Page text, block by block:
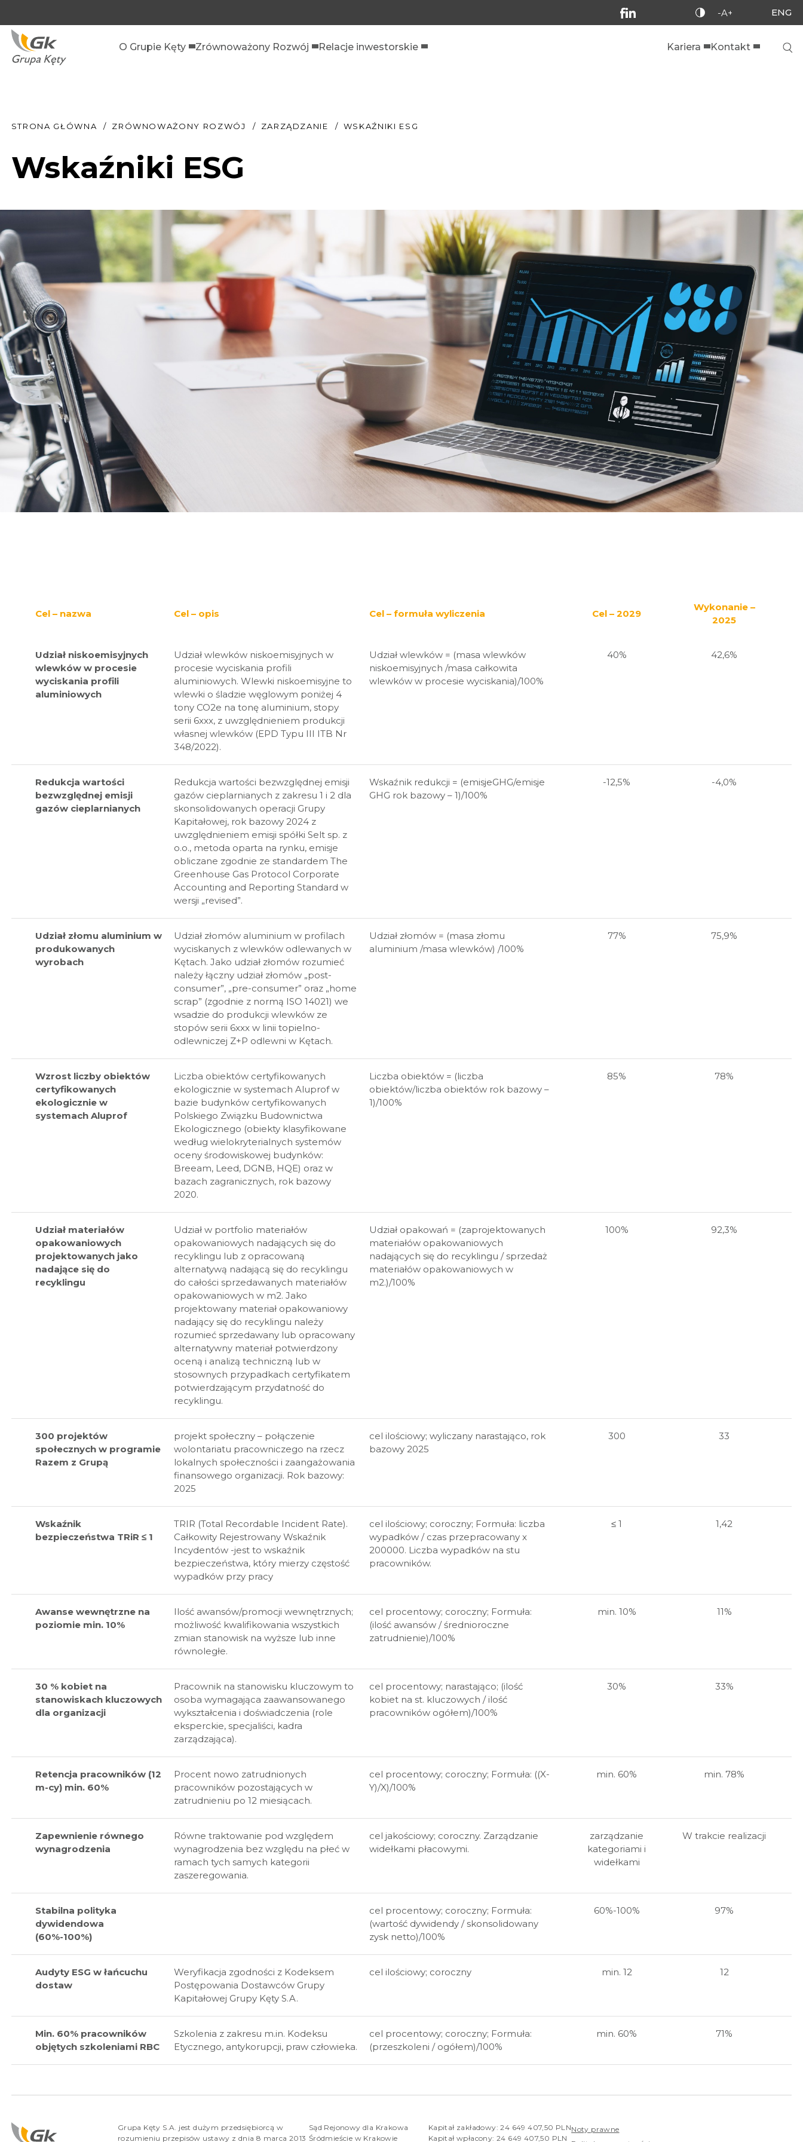
-A+ ENG
O Grupie Kęty Zrównoważony Rozwój Relacje inwestorskie Kariera Kontakt
STRONA GŁÓWNA ZRÓWNOWAŻONY ROZWÓJ ZARZĄDZANIE WSKAŹNIKI ESG
Wskaźniki ESG
Cel – nazwa Cel – opis Cel – formuła wyliczenia Cel – 2029
Wykonanie –
2025
Udział niskoemisyjnych
wlewków w procesie
wyciskania profili
aluminiowych
Udział wlewków niskoemisyjnych w
procesie wyciskania profili
aluminiowych. Wlewki niskoemisyjne to
wlewki o śladzie węglowym poniżej 4
tony CO2e na tonę aluminium, stopy
serii 6xxx, z uwzględnieniem produkcji
własnej wlewków (EPD Typu III ITB Nr
348/2022).
Udział wlewków = (masa wlewków
niskoemisyjnych /masa całkowita
wlewków w procesie wyciskania)/100%
40% 42,6%
Redukcja wartości
bezwzględnej emisji
gazów cieplarnianych
Redukcja wartości bezwzględnej emisji
gazów cieplarnianych z zakresu 1 i 2 dla
skonsolidowanych operacji Grupy
Kapitałowej, rok bazowy 2024 z
uwzględnieniem emisji spółki Selt sp. z
o.o., metoda oparta na rynku, emisje
obliczane zgodnie ze standardem The
Greenhouse Gas Protocol Corporate
Accounting and Reporting Standard w
wersji „revised”.
Wskaźnik redukcji = (emisjeGHG/emisje
GHG rok bazowy – 1)/100%
-12,5% -4,0%
Udział złomu aluminium w
produkowanych
wyrobach
Udział złomów aluminium w profilach
wyciskanych z wlewków odlewanych w
Kętach. Jako udział złomów rozumieć
należy łączny udział złomów „post-
consumer”, „pre-consumer” oraz „home
scrap” (zgodnie z normą ISO 14021) we
wsadzie do produkcji wlewków ze
stopów serii 6xxx w linii topielno-
odlewniczej Z+P odlewni w Kętach.
Udział złomów = (masa złomu
aluminium /masa wlewków) /100%
77% 75,9%
Wzrost liczby obiektów
certyfikowanych
ekologicznie w
systemach Aluprof
Liczba obiektów certyfikowanych
ekologicznie w systemach Aluprof w
bazie budynków certyfikowanych
Polskiego Związku Budownictwa
Ekologicznego (obiekty klasyfikowane
według wielokryterialnych systemów
oceny środowiskowej budynków:
Breeam, Leed, DGNB, HQE) oraz w
bazach zagranicznych, rok bazowy
2020.
Liczba obiektów = (liczba
obiektów/liczba obiektów rok bazowy –
1)/100%
85% 78%
Udział materiałów
opakowaniowych
projektowanych jako
nadające się do
recyklingu
Udział w portfolio materiałów
opakowaniowych nadających się do
recyklingu lub z opracowaną
alternatywą nadającą się do recyklingu
do całości sprzedawanych materiałów
opakowaniowych w m2. Jako
projektowany materiał opakowaniowy
nadający się do recyklingu należy
rozumieć sprzedawany lub opracowany
alternatywny materiał potwierdzony
oceną i analizą techniczną lub w
stosownych przypadkach certyfikatem
potwierdzającym przydatność do
recyklingu.
Udział opakowań = (zaprojektowanych
materiałów opakowaniowych
nadających się do recyklingu / sprzedaż
materiałów opakowaniowych w
m2.)/100%
100% 92,3%
300 projektów
społecznych w programie
Razem z Grupą
projekt społeczny – połączenie
wolontariatu pracowniczego na rzecz
lokalnych społeczności i zaangażowania
finansowego organizacji. Rok bazowy:
2025
cel ilościowy; wyliczany narastająco, rok
bazowy 2025
300 33
Wskaźnik
bezpieczeństwa TRiR ≤ 1
TRIR (Total Recordable Incident Rate).
Całkowity Rejestrowany Wskaźnik
Incydentów -jest to wskaźnik
bezpieczeństwa, który mierzy częstość
wypadków przy pracy
cel ilościowy; coroczny; Formuła: liczba
wypadków / czas przepracowany x
200000. Liczba wypadków na stu
pracowników.
≤ 1 1,42
Awanse wewnętrzne na
poziomie min. 10%
Ilość awansów/promocji wewnętrznych;
możliwość kwalifikowania wszystkich
zmian stanowisk na wyższe lub inne
równoległe.
cel procentowy; coroczny; Formuła:
(ilość awansów / średnioroczne
zatrudnienie)/100%
min. 10% 11%
30 % kobiet na
stanowiskach kluczowych
dla organizacji
Pracownik na stanowisku kluczowym to
osoba wymagająca zaawansowanego
wykształcenia i doświadczenia (role
eksperckie, specjaliści, kadra
zarządzająca).
cel procentowy; narastająco; (ilość
kobiet na st. kluczowych / ilość
pracowników ogółem)/100%
30% 33%
Retencja pracowników (12
m-cy) min. 60%
Procent nowo zatrudnionych
pracowników pozostających w
zatrudnieniu po 12 miesiącach.
cel procentowy; coroczny; Formuła: ((X-
Y)/X)/100%
min. 60% min. 78%
Zapewnienie równego
wynagrodzenia
Równe traktowanie pod względem
wynagrodzenia bez względu na płeć w
ramach tych samych kategorii
zaszeregowania.
cel jakościowy; coroczny. Zarządzanie
widełkami płacowymi.
zarządzanie
kategoriami i
widełkami
W trakcie realizacji
Stabilna polityka
dywidendowa
(60%-100%)
cel procentowy; coroczny; Formuła:
(wartość dywidendy / skonsolidowany
zysk netto)/100%
60%-100% 97%
Audyty ESG w łańcuchu
dostaw
Weryfikacja zgodności z Kodeksem
Postępowania Dostawców Grupy
Kapitałowej Grupy Kęty S.A.
cel ilościowy; coroczny min. 12 12
Min. 60% pracowników
objętych szkoleniami RBC
Szkolenia z zakresu m.in. Kodeksu
Etycznego, antykorupcji, praw człowieka.
cel procentowy; coroczny; Formuła:
(przeszkoleni / ogółem)/100%
min. 60% 71%
Grupa Kęty S.A. jest dużym przedsiębiorcą w
rozumieniu przepisów ustawy z dnia 8 marca 2013
Sąd Rejonowy dla Krakowa
Śródmieście w Krakowie
Kapitał zakładowy: 24 649 407,50 PLN
Kapitał wpłacony: 24 649 407,50 PLN
Noty prawne